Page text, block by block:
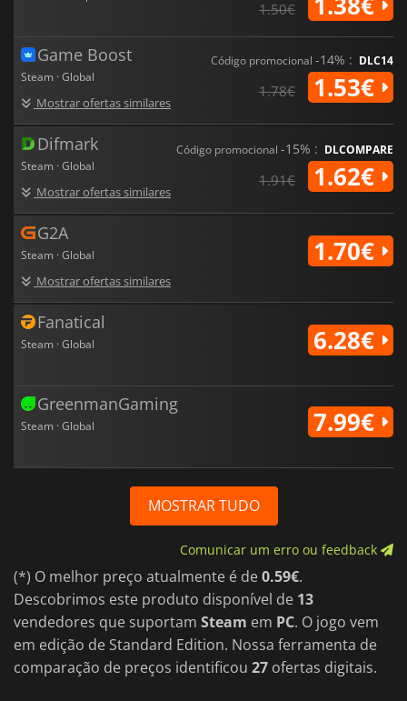
1.50€
Game Boost
Steam · Global
Mostrar ofertas similares
Código promocional -14% : DLC14
1.78€ 1.53€
Difmark
Steam · Global
Mostrar ofertas similares
Código promocional -15% : DLCOMPARE
1.91€ 1.62€
G2A
Steam · Global
Mostrar ofertas similares
1.70€
Fanatical
Steam · Global 6.28€
GreenmanGaming
Steam · Global 7.99€
MOSTRAR TUDO
Comunicar um erro ou feedback
(*) O melhor preço atualmente é de0.59€.
Descobrimos este produto disponível de 13
vendedores que suportam Steam em PC. O jogo vem
em edição de Standard Edition. Nossa ferramenta de
comparação de preços identificou 27 ofertas digitais.